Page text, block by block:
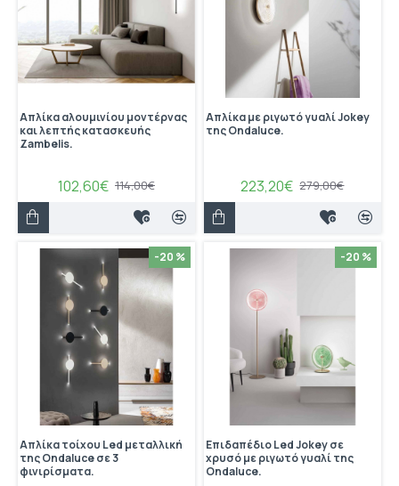
Απλίκα αλουμινίου μοντέρνας
και λεπτής κατασκευής
Zambelis.
102,60€ 114,00€
Απλίκα με ριγωτό γυαλί Jokey
της Ondaluce.
223,20€ 279,00€
-20 %
Απλίκα τοίχου Led μεταλλική
της Ondaluce σε 3
φινιρίσματα.
-20 %
Επιδαπέδιο Led Jokey σε
χρυσό με ριγωτό γυαλί της
Ondaluce.